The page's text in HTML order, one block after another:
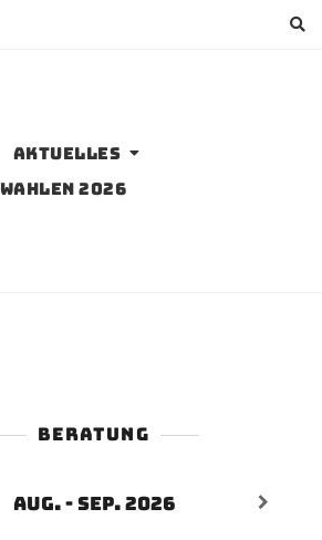
Aktuelles
Wahlen 2026
BERATUNG
Aug. - Sep. 2026